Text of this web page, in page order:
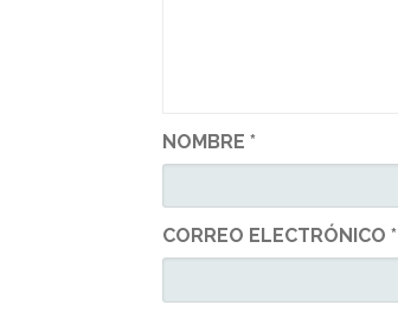
NOMBRE*
CORREO ELECTRÓNICO*